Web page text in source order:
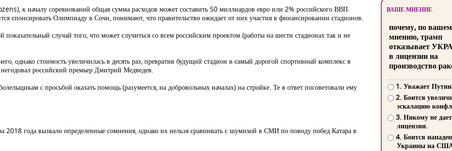
к началу соревнований общая сумма расходов может составить 50 миллиардов евро или 2% российского ВВП.
спонсировать Олимпиаду в Сочи, понимают, что правительство ожидает от них участия в финансировании стадионов.
показательный случай того, что может случиться со всем российским проектом (работы на шести стадионах так и не
однако стоимость увеличилась в десять раз, превратив будущий стадион в самый дорогой спортивный комплекс в
российский премьер Дмитрий Медведев.
с просьбой оказать помощь (разумеется, на добровольных началах) на стройке. Те в ответ посоветовали ему
2018 года вызвало определенные сомнения, однако их нельзя сравнивать с шумихой в СМИ по поводу побед Катара в
ВАШЕ МНЕНИЕ
почему, по
мнению, трамп
отказывает
в лицензии на
производство
1. Уважает
2. Боится
эскалацию
3. Никому не
лицензии.
4. Боится
Украины на